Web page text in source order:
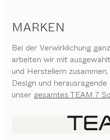
MARKEN
Bei der Verwirklichung
arbeiten wir mit
und Herstellern
Design und
unser gesamtes TEAM 7